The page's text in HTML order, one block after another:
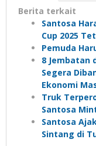
Berita terkait
Santosa
Cup 2025
Pemuda
8 Jembatan
Segera
Ekonomi
Truk
Santosa
Santosa
Sintang di